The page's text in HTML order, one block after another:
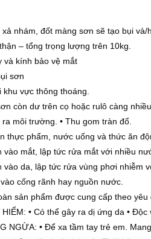
xả nhám, đốt màng sơn sẽ tạo bụi
– tổng trọng lượng trên 10kg.
và kính bảo vệ mắt
sơn
khu vực thông thoáng.
còn dư trên cọ hoặc rulô càng
ra môi trường. • Thu gom tràn đổ.
thực phẩm, nước uống và thức ăn
vào mắt, lập tức rửa mắt với nhiều
vào da, lập tức rửa vùng phơi nhiễm
cống rãnh hay nguồn nước.
sản phẩm được cung cấp theo yêu
HIỂM: • Có thể gây ra dị ứng da •
NGỪA: • Để xa tầm tay trẻ em.